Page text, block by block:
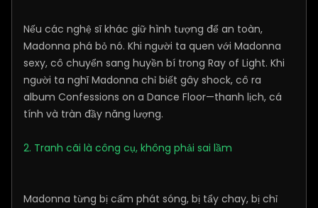
Nếu các nghệ sĩ khác giữ hình tượng để an toàn,
Madonna phá bỏ nó. Khi người ta quen với Madonna
sexy, cô chuyển sang huyền bí trong Ray of Light. Khi
người ta nghĩ Madonna chỉ biết gây shock, cô ra
album Confessions on a Dance Floor—thanh lịch, cá
tính và tràn đầy năng lượng.
2. Tranh cãi là công cụ, không phải sai lầm
Madonna từng bị cấm phát sóng, bị tẩy chay, bị chỉ